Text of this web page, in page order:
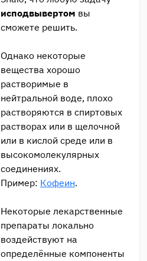
исподвывертом вы
сможете решить.
Однако некоторые
вещества хорошо
растворимые в
нейтральной воде, плохо
растворяются в спиртовых
растворах или в щелочной
или в кислой среде или в
высокомолекулярных
соединениях.
Пример: Кофеин.
Некоторые лекарственные
препараты локально
воздействуют на
определённые компоненты